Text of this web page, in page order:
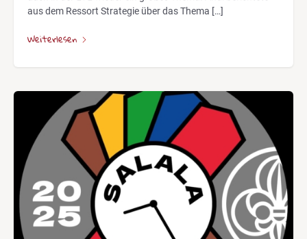
aus dem Ressort Strategie über das Thema […]
Weiterlesen